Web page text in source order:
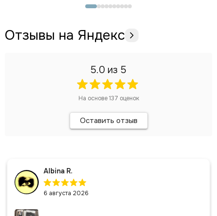
корзину
Отзывы на Яндекс
5.0 из 5
На основе137 оценок
Оставить отзыв
Albina R.
6 августа 2026